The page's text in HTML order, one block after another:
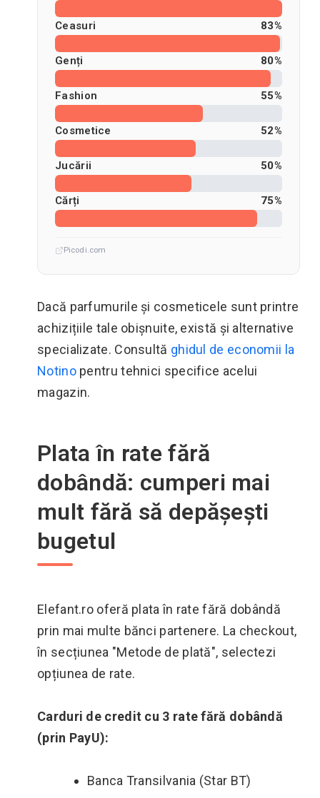
Ceasuri 83%
Genți 80%
Fashion 55%
Cosmetice 52%
Jucării 50%
Cărți 75%
Picodi.com
Dacă parfumurile și cosmeticele sunt printre
achizițiile tale obișnuite, există și alternative
specializate. Consultă ghidul de economii la
Notinopentru tehnici specifice acelui
magazin.
Plata în rate fără
dobândă: cumperi mai
mult fără să depășești
bugetul
Elefant.ro oferă plata în rate fără dobândă
prin mai multe bănci partenere. La checkout,
în secțiunea "Metode de plată", selectezi
opțiunea de rate.
Carduri de credit cu 3 rate fără dobândă
(prin PayU):
Banca Transilvania (Star BT)